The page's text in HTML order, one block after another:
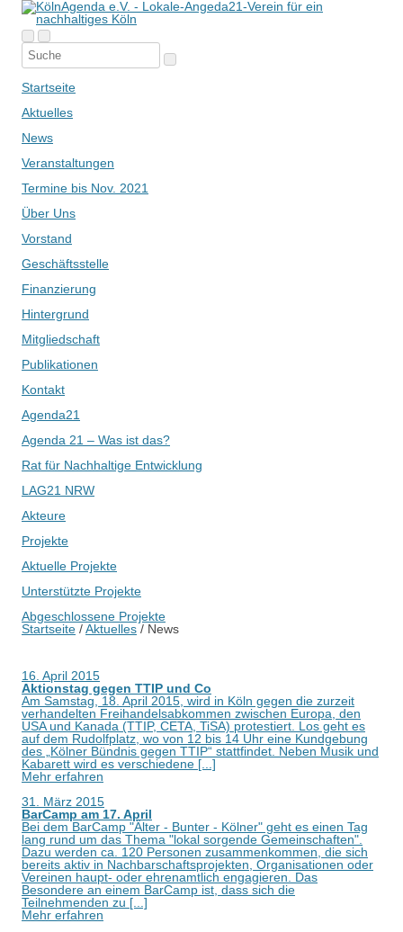
Startseite
Aktuelles
News
Veranstaltungen
Termine bis Nov. 2021
Über Uns
Vorstand
Geschäftsstelle
Finanzierung
Hintergrund
Mitgliedschaft
Publikationen
Kontakt
Agenda21
Agenda 21 – Was ist das?
Rat für Nachhaltige Entwicklung
LAG21 NRW
Akteure
Projekte
Aktuelle Projekte
Unterstützte Projekte
Abgeschlossene Projekte
Startseite /Aktuelles / News
16. April 2015
Aktionstag gegen TTIP und Co
Am Samstag, 18. April 2015, wird in Köln gegen die zurzeit
verhandelten Freihandelsabkommen zwischen Europa, den
USA und Kanada (TTIP, CETA, TiSA) protestiert. Los geht es
auf dem Rudolfplatz, wo von 12 bis 14 Uhr eine Kundgebung
des „Kölner Bündnis gegen TTIP“ stattfindet. Neben Musik und
Kabarett wird es verschiedene [...]
Mehr erfahren
31. März 2015
BarCamp am 17. April
Bei dem BarCamp "Älter - Bunter - Kölner" geht es einen Tag
lang rund um das Thema "lokal sorgende Gemeinschaften".
Dazu werden ca. 120 Personen zusammenkommen, die sich
bereits aktiv in Nachbarschaftsprojekten, Organisationen oder
Vereinen haupt- oder ehrenamtlich engagieren. Das
Besondere an einem BarCamp ist, dass sich die
Teilnehmenden zu [...]
Mehr erfahren